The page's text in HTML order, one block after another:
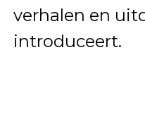
verhalen en
introduceert.